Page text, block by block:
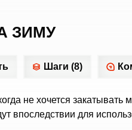
ЗИМУ
Шаги (8)
не хочется
впоследствии для